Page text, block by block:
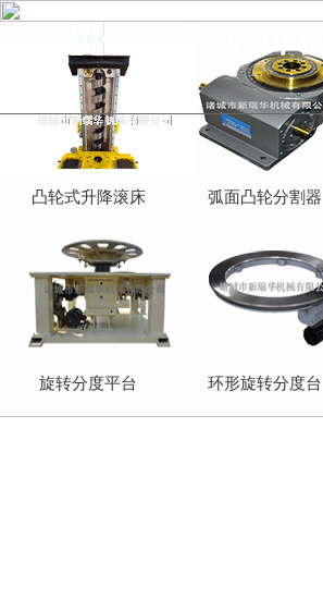
凸轮式升降滚床 弧面凸轮分割器
旋转分度平台 环形旋转分度台